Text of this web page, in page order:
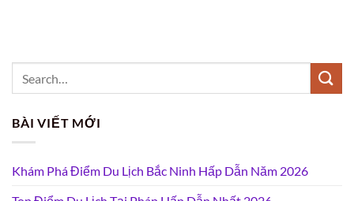
BÀI VIẾT MỚI
Khám Phá Điểm Du Lịch Bắc Ninh Hấp Dẫn Năm 2026